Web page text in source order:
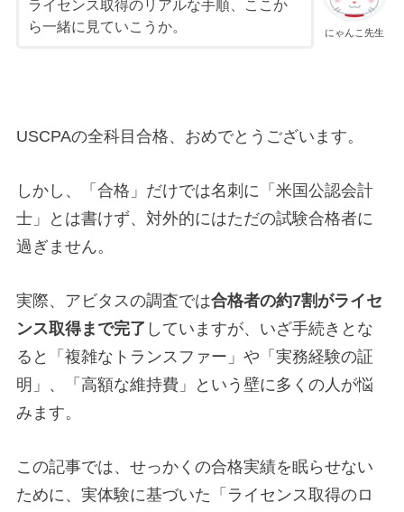
にゃんこ先生
ライセンス取得のリアルな手順、ここか
ら一緒に見ていこうか。
USCPAの全科目合格、おめでとうございます。
しかし、「合格」だけでは名刺に「米国公認会計
士」とは書けず、対外的にはただの試験合格者に
過ぎません。
実際、アビタスの調査では合格者の約7割がライセ
ンス取得まで完了 していますが、いざ手続きとな
ると「複雑なトランスファー」や「実務経験の証
明」、「高額な維持費」という壁に多くの人が悩
みます。
この記事では、せっかくの合格実績を眠らせない
ために、実体験に基づいた「ライセンス取得のロ